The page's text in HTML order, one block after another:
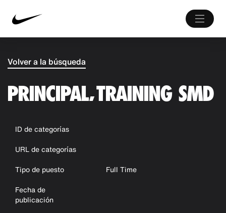
Volver a la búsqueda
PRINCIPAL, TRAINING SMD
ID de categorías
URL de categorías
Tipo de puesto
Full Time
Fecha de
publicación